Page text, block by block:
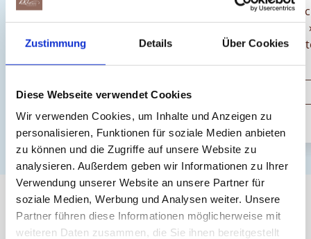
Zustimmung Details Über Cookies
Diese Webseite verwendet Cookies
Wir verwenden Cookies, um Inhalte und Anzeigen zu
personalisieren, Funktionen für soziale Medien anbieten
zu können und die Zugriffe auf unsere Website zu
analysieren. Außerdem geben wir Informationen zu Ihrer
Verwendung unserer Website an unsere Partner für
soziale Medien, Werbung und Analysen weiter. Unsere
Partner führen diese Informationen möglicherweise mit
weiteren Daten zusammen, die Sie ihnen bereitgestellt
Profitez de votre visite au
Chocolarium pour faire
une balade riche en
découvertes dans le
Télécharger la
Emporte ton
ton « Munz Prügeli
l'extérieur et
ou sur la
à ta disposition
terrasse et dans
extérieur. Il n'est
possible de réserver
place.
Chocolarium Tour